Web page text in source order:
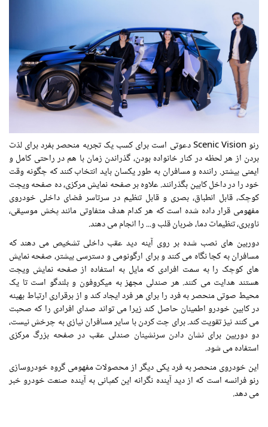
رنو Scenic Vision دعوتی است برای کسب یک تجربه منحصر بفرد برای لذت
بردن از هر لحظه در کنار خانواده بودن، گذراندن زمان با هم در راحتی کامل و
ایمنی بیشتر. راننده و مسافران به طور یکسان باید انتخاب کنند که چگونه وقت
خود را در داخل کابین بگذرانند. علاوه بر صفحه نمایش مرکزی، ده صفحه ویجت
کوچک، قابل انطباق، بصری و قابل تنظیم در سرتاسر فضای داخلی خودروی
مفهومی قرار داده شده است که هر کدام هدف متفاوتی مانند پخش موسیقی،
ناوبری، تنظیمات دما، ضربان قلب و... را انجام می دهند.
دوربین های نصب شده بر روی آینه دید عقب داخلی تشخیص می دهند که
مسافران به کجا نگاه می کنند و برای ارگونومی و دسترسی بیشتر، صفحه نمایش
های کوچک را به سمت افرادی که مایل به استفاده از صفحه نمایش ویجت
هستند هدایت می کنند. هر صندلی مجهز به میکروفون و بلندگو است تا یک
محیط صوتی منحصر به فرد را برای هر فرد ایجاد کند و از برقراری ارتباط بهینه
در کابین خودرو اطمینان حاصل کند زیرا می تواند صدای افرادی را که صحبت
می کنند نیز تقویت کند. برای چت کردن با سایر مسافران نیازی به چرخش نیست،
دو دوربین برای نشان دادن سرنشینان صندلی عقب در صفحه بزرگ مرکزی
استفاده می شود.
این خودروی منحصر به فرد یکی دیگر از محصولات مفهومی گروه خودروسازی
رنو فرانسه است که از دید آینده نگرانه این کمپانی به آینده صنعت خودرو خبر
می دهد.